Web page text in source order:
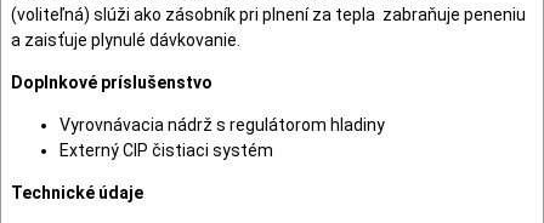
(voliteľná) slúži ako zásobník pri plnení za tepla zabraňuje peneniu
a zaisťuje plynulé dávkovanie.
Doplnkové príslušenstvo
Vyrovnávacia nádrž s regulátorom hladiny
Externý CIP čistiaci systém
Technické údaje